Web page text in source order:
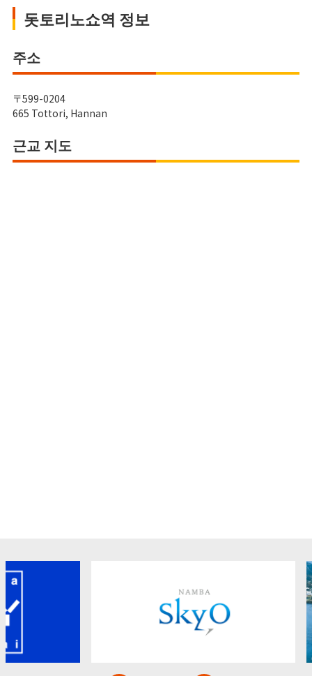
돗토리노쇼역 정보
주소
〒599-0204
665 Tottori, Hannan
근교 지도